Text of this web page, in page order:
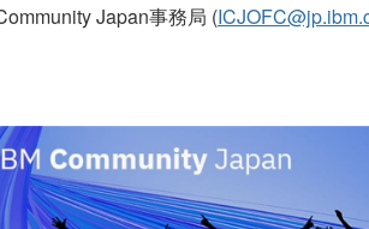
Japan事務局 (